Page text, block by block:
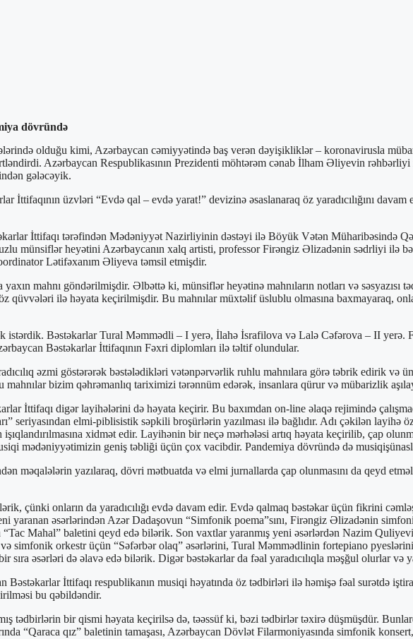
dövründə
olduğu kimi, Azərbaycan cəmiyyətində baş verən dəyişikliklər – koronavirusla
Azərbaycan Respublikasının Prezidenti möhtərəm cənab İlham Əliyevin
gələcəyik.
İttifaqının üzvləri “Evdə qal – evdə yarat!” devizinə əsaslanaraq öz yaradıcılığını
İttifaqı tərəfindən Mədəniyyət Nazirliyinin dəstəyi ilə Böyük Vətən Müharibəsində
münsiflər heyətini Azərbaycanın xalq artisti, professor Firəngiz Əlizadənin sədrliyi ilə
Lətifəxanım Əliyeva təmsil etmişdir.
mahnı göndərilmişdir. Əlbəttə ki, münsiflər heyətinə mahnıların notları və səsyazısı
qüvvələri ilə həyata keçirilmişdir. Bu mahnılar müxtəlif üslublu olmasına baxmayaraq,
istərdik. Bəstəkarlar Tural Məmmədli – I yerə, İlahə İsrafilova və Lalə Cəfərova – II
Bəstəkarlar İttifaqının Fəxri diplomları ilə təltif olundular.
əzmi göstərərək bəstələdikləri vətənpərvərlik ruhlu mahnılara görə təbrik edirik
bizim qəhrəmanlıq tariximizi tərənnüm edərək, insanlara qürur və mübarizlik
İttifaqı digər layihələrini də həyata keçirir. Bu baxımdan on-line əlaqə rejimində
seriyasından elmi-piblisistik səpkili broşürlərin yazılması ilə bağlıdır. Adı çəkilən layihə
işıqlandırılmasına xidmət edir. Layihənin bir neçə mərhələsi artıq həyata keçirilib, çap
mədəniyyətimizin geniş təbliği üçün çox vacibdir. Pandemiya dövründə də
məqalələrin yazılaraq, dövri mətbuatda və elmi jurnallarda çap olunmasını da qeyd
çünki onların da yaradıcılığı evdə davam edir. Evdə qalmaq bəstəkar üçün fikrini
yaranan əsərlərindən Azər Dadaşovun “Simfonik poema”sını, Firəngiz Əlizadənin
Mahal” baletini qeyd edə bilərik. Son vaxtlar yaranmış yeni əsərlərdən Nazim
simfonik orkestr üçün “Səfərbər olaq” əsərlərini, Tural Məmmədlinin fortepiano
sıra əsərləri də əlavə edə bilərik. Digər bəstəkarlar da fəal yaradıcılıqla məşğul olurlar və
Bəstəkarlar İttifaqı respublikanın musiqi həyatında öz tədbirləri ilə həmişə fəal surətdə
bu qəbildəndir.
tədbirlərin bir qismi həyata keçirilsə də, təəssüf ki, bəzi tədbirlər təxirə düşmüşdür.
“Qaraca qız” baletinin tamaşası, Azərbaycan Dövlət Filarmoniyasında simfonik